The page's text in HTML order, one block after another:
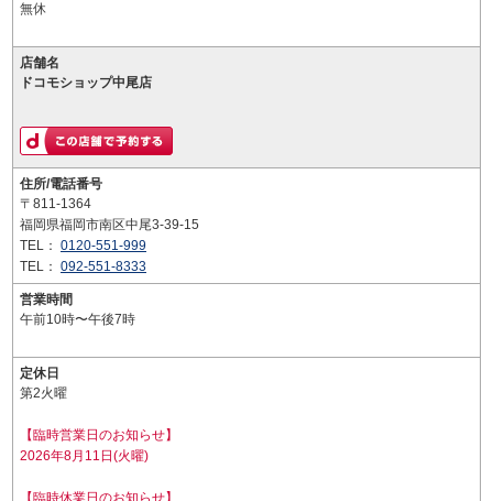
無休
店舗名
ドコモショップ中尾店
住所/電話番号
〒811-1364
福岡県福岡市南区中尾3-39-15
TEL： 0120-551-999
TEL： 092-551-8333
営業時間
午前10時〜午後7時
定休日
第2火曜
【臨時営業日のお知らせ】
2026年8月11日(火曜)
【臨時休業日のお知らせ】